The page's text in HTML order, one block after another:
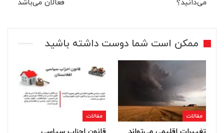
می‌دانید؟
فعالان می‌باشد
ممکن است شما دوست داشته باشید
مقالات مقالات